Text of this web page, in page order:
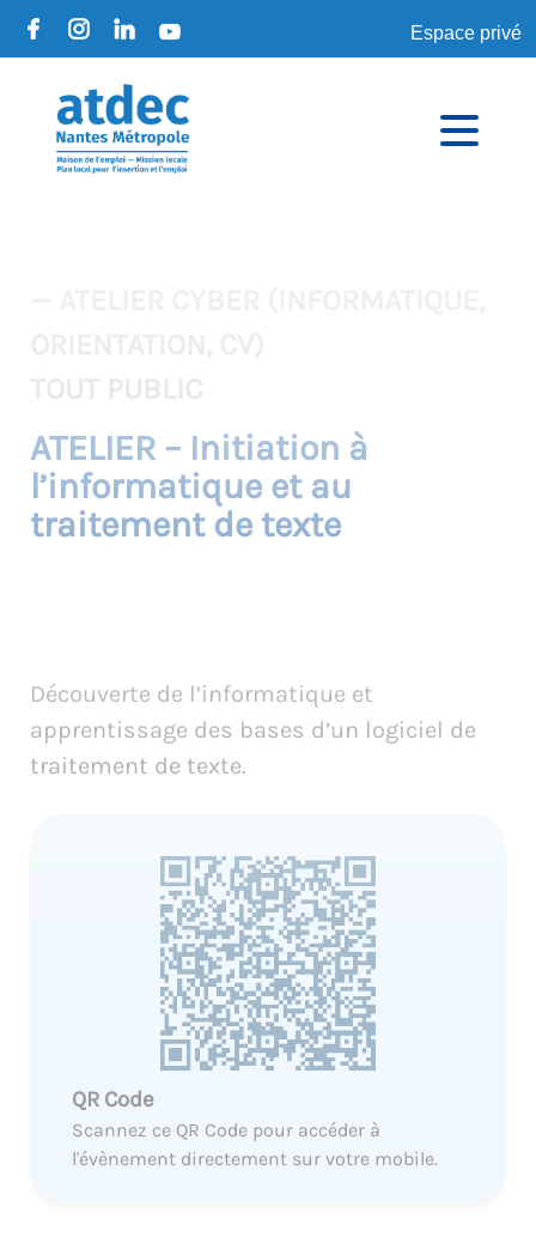
Espace privé
ATELIER – Initiation à
l’informatique et au
traitement de texte
Découverte de l’informatique et
apprentissage des bases d’un logiciel de
traitement de texte.
QR Code
Scannez ce QR Code pour accéder à
l'évènement directement sur votre mobile.